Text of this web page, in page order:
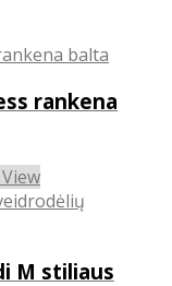
rankena
M stiliaus